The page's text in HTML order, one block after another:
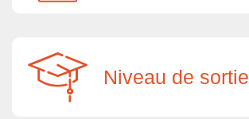
Niveau de sortie